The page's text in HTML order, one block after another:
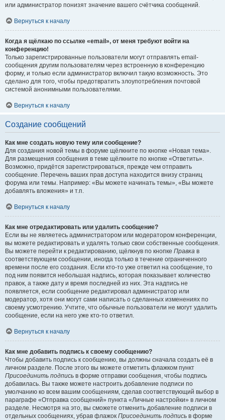
или администратор понизят значение вашего счётчика сообщений.
Вернуться к началу
Когда я щёлкаю по ссылке «email», от меня требуют войти на
конференцию!
Только зарегистрированные пользователи могут отправлять email-
сообщения другим пользователям через встроенную в конференцию
форму, и только если администратор включил такую возможность. Это
сделано для того, чтобы предотвратить злоупотребления почтовой
системой анонимными пользователями.
Вернуться к началу
Создание сообщений
Как мне создать новую тему или сообщение?
Для создания новой темы в форуме щёлкните по кнопке «Новая тема».
Для размещения сообщения в теме щёлкните по кнопке «Ответить».
Возможно, придётся зарегистрироваться, прежде чем отправить
сообщение. Перечень ваших прав доступа находится внизу страниц
форума или темы. Например: «Вы можете начинать темы», «Вы можете
добавлять вложения» и т.п.
Вернуться к началу
Как мне отредактировать или удалить сообщение?
Если вы не являетесь администратором или модератором конференции,
вы можете редактировать и удалять только свои собственные сообщения.
Вы можете перейти к редактированию, щёлкнув по кнопке Правка в
соответствующем сообщении, иногда только в течение ограниченного
времени после его создания. Если кто-то уже ответил на сообщение, то
под ним появится небольшая надпись, которая показывает количество
правок, а также дату и время последней из них. Эта надпись не
появляется, если сообщение редактировал администратор или
модератор, хотя они могут сами написать о сделанных изменениях по
своему усмотрению. Учтите, что обычные пользователи не могут удалить
сообщение, если на него уже кто-то ответил.
Вернуться к началу
Как мне добавить подпись к своему сообщению?
Чтобы добавить подпись к сообщению, вы должны сначала создать её в
личном разделе. После этого вы можете отметить флажком пункт
Присоединить подпись в форме отправки сообщения, чтобы подпись
добавилась. Вы также можете настроить добавление подписи по
умолчанию ко всем вашим сообщениям, сделав соответствующий выбор в
параграфе «Отправка сообщений» пункта «Личные настройки» в личном
разделе. Несмотря на это, вы сможете отменить добавление подписи в
отдельных сообщениях, убрав флажок Присоединить подпись в форме